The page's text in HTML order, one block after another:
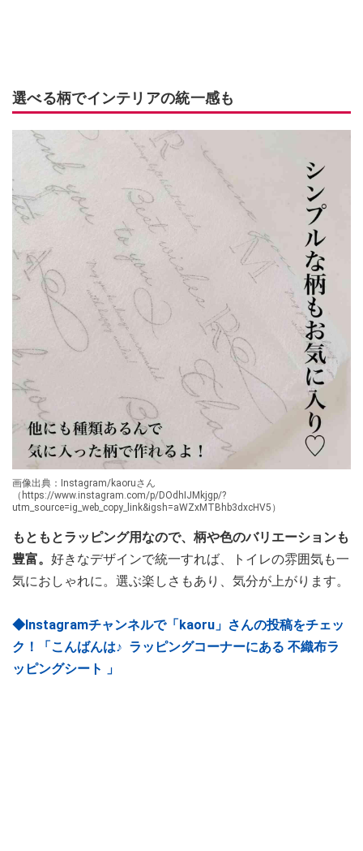
選べる柄でインテリアの統一感も
画像出典：Instagram/kaoruさん
（https://www.instagram.com/p/DOdhIJMkjgp/?
utm_source=ig_web_copy_link&igsh=aWZxMTBhb3dxcHV5）
もともとラッピング用なので、柄や色のバリエーションも
豊富。 好きなデザインで統一すれば、トイレの雰囲気も一
気におしゃれに。選ぶ楽しさもあり、気分が上がります。
◆Instagramチャンネルで「kaoru」さんの投稿をチェッ
ク！「こんばんは♪ ⁡ ラッピングコーナーにある 不織布ラ
ッピングシート 」